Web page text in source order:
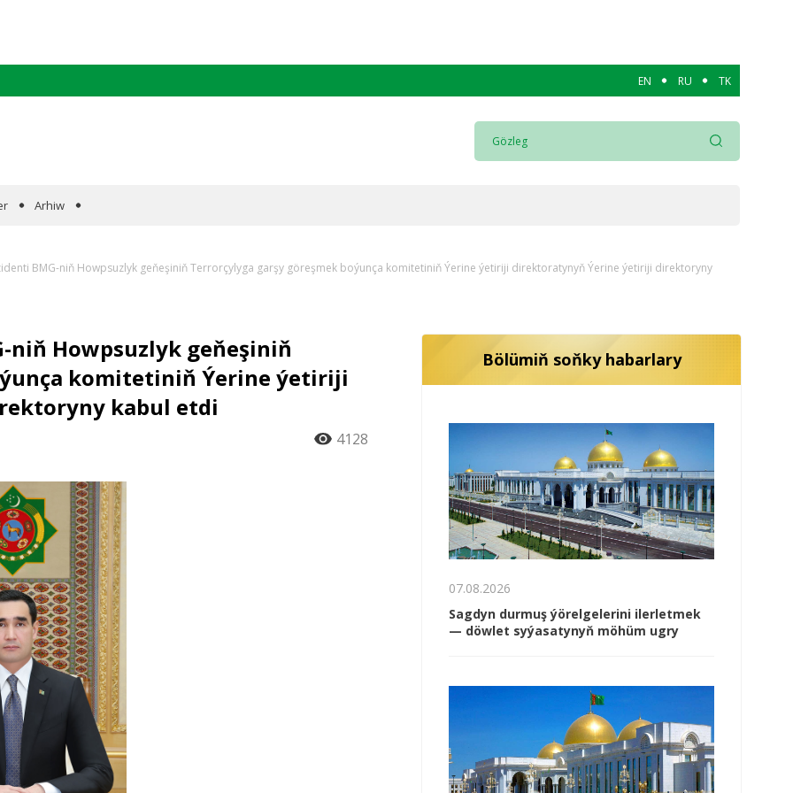
EN RU TK
Arhiw
BMG-niň Howpsuzlyk geňeşiniň Terrorçylyga garşy göreşmek boýunça komitetiniň Ýerine ýetiriji direktoratynyň Ýerine ýetiriji direktoryny
niň Howpsuzlyk geňeşiniň
komitetiniň Ýerine ýetiriji
kabul etdi
4128
Bölümiň soňky habarlary
07.08.2026
Sagdyn durmuş ýörelgelerini ilerletmek
— döwlet syýasatynyň möhüm ugry